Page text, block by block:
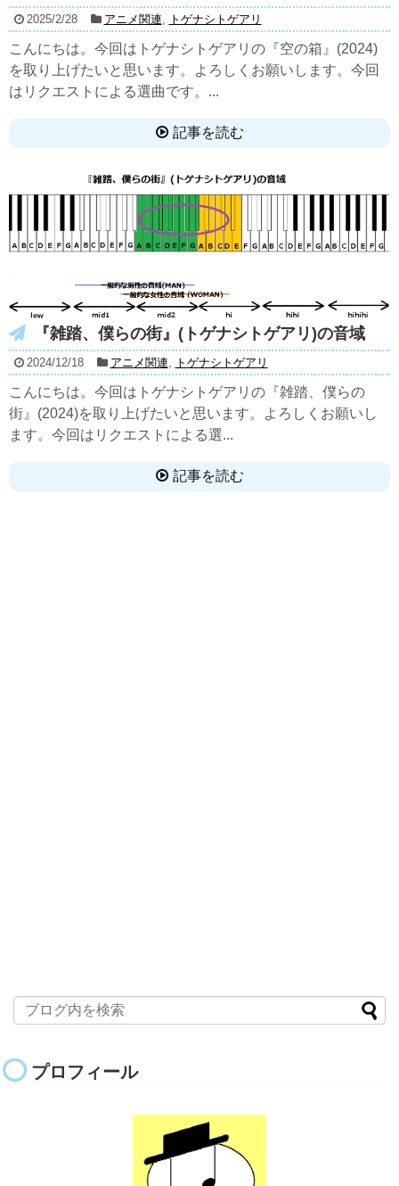
2025/2/28 アニメ関連, トゲナシトゲアリ
こんにちは。今回はトゲナシトゲアリの『空の箱』(2024)
を取り上げたいと思います。よろしくお願いします。今回
はリクエストによる選曲です。...
記事を読む
『雑踏、僕らの街』(トゲナシトゲアリ)の音域
2024/12/18 アニメ関連 トゲナシトゲアリ
こんにちは。今回はトゲナシトゲアリの『雑踏、僕らの
街』(2024)を取り上げたいと思います。よろしくお願いし
ます。今回はリクエストによる選...
記事を読む
プロフィール